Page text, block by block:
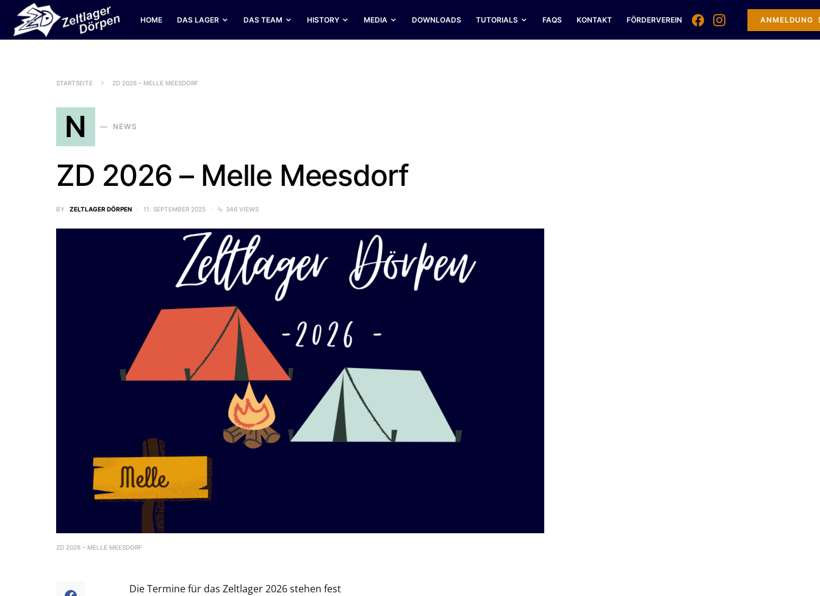
HOME DAS LAGER DAS TEAM HISTORY MEDIA DOWNLOADS TUTORIALS FAQS KONTAKT FÖRDERVEREIN ANMELDUNG
SEARCH FOR:
STARTSEITE ZD 2026 – MELLE MEESDORF
N NEWS
ZD 2026 – Melle Meesdorf
BY ZELTLAGER DÖRPEN 11. SEPTEMBER 2025 346 VIEWS
ZD 2026 – MELLE MEESDORF
Die Termine für das Zeltlager 2026 stehen fest